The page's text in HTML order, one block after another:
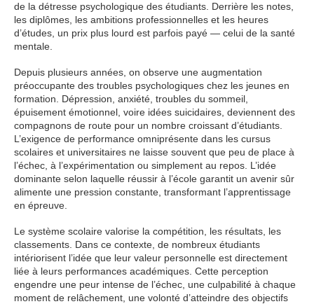
de la détresse psychologique des étudiants. Derrière les notes,
les diplômes, les ambitions professionnelles et les heures
d’études, un prix plus lourd est parfois payé — celui de la santé
mentale.
Depuis plusieurs années, on observe une augmentation
préoccupante des troubles psychologiques chez les jeunes en
formation. Dépression, anxiété, troubles du sommeil,
épuisement émotionnel, voire idées suicidaires, deviennent des
compagnons de route pour un nombre croissant d’étudiants.
L’exigence de performance omniprésente dans les cursus
scolaires et universitaires ne laisse souvent que peu de place à
l’échec, à l’expérimentation ou simplement au repos. L’idée
dominante selon laquelle réussir à l’école garantit un avenir sûr
alimente une pression constante, transformant l’apprentissage
en épreuve.
Le système scolaire valorise la compétition, les résultats, les
classements. Dans ce contexte, de nombreux étudiants
intériorisent l’idée que leur valeur personnelle est directement
liée à leurs performances académiques. Cette perception
engendre une peur intense de l’échec, une culpabilité à chaque
moment de relâchement, une volonté d’atteindre des objectifs